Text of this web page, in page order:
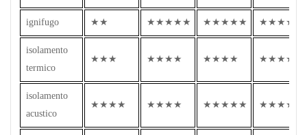
ignifugo ★★ ★★★★★ ★★★★★ ★★★★★
isolamento
termico
★★★ ★★★★ ★★★★ ★★★★
isolamento
acustico
★★★★ ★★★★ ★★★★★ ★★★★